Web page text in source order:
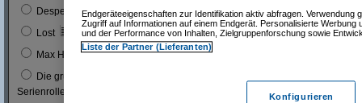
Desperate Housewives 1 %
Lost 7 3 %
Max Headroom
Die grüne Hornisse (Bruce Lee´s erste
Serienrolle...)
0
Endgeräteeigenschaften zur Identifikation aktiv abfragen. Verwendung
Zugriff auf Informationen auf einem Endgerät. Personalisierte Werbung
und der Performance von Inhalten, Zielgruppenforschung sowie
Liste der Partner (Lieferanten)
Konfigurieren